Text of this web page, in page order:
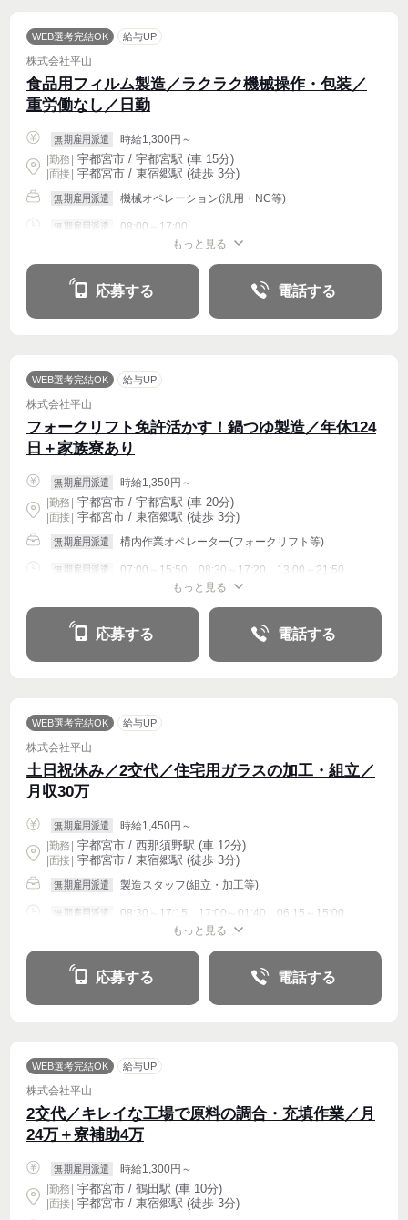
WEB選考完結OK 給与UP
株式会社平山
食品用フィルム製造／ラクラク機械操作・包装／
重労働なし／日勤
無期雇用派遣
時給1,300円～
|勤務 宇都宮市 / 宇都宮駅 (車 15分)
| 面接 | 宇都宮市 / 東宿郷駅 (徒歩 3分)
無期雇用派遣 機械オペレーション(汎用・NC等)
無期雇用派遣 08:00～17:00
もっと見る
応募する 電話する
WEB選考完結OK 給与UP
株式会社平山
フォークリフト免許活かす！鍋つゆ製造／年休124
日＋家族寮あり
無期雇用派遣
時給1,350円～
|勤務 宇都宮市 / 宇都宮駅 (車 20分)
| 面接 | 宇都宮市 / 東宿郷駅 (徒歩 3分)
無期雇用派遣 構内作業オペレーター(フォークリフト等)
無期雇用派遣 07:00～15:50、08:30～17:20、13:00～21:50
もっと見る
応募する 電話する
WEB選考完結OK 給与UP
株式会社平山
土日祝休み／2交代／住宅用ガラスの加工・組立／
月収30万
無期雇用派遣
時給1,450円～
|勤務 宇都宮市 / 西那須野駅 (車 12分)
| 面接 | 宇都宮市 / 東宿郷駅 (徒歩 3分)
無期雇用派遣 製造スタッフ(組立・加工等)
無期雇用派遣 08:30～17:15、17:00～01:40、06:15～15:00
もっと見る
応募する 電話する
WEB選考完結OK 給与UP
株式会社平山
2交代／キレイな工場で原料の調合・充填作業／月
24万＋寮補助4万
無期雇用派遣
時給1,300円～
|勤務 宇都宮市 / 鶴田駅 (車 10分)
| 面接 | 宇都宮市 / 東宿郷駅 (徒歩 3分)